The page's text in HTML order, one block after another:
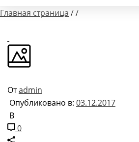
Главная страница //
Отadmin
Опубликовано в: 03.12.2017
В
0